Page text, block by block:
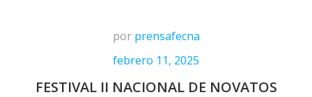
por prensafecna
febrero 11, 2025
FESTIVAL II NACIONAL DE NOVATOS